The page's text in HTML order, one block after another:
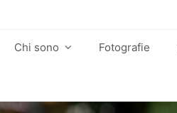
Chi sono Fotografie